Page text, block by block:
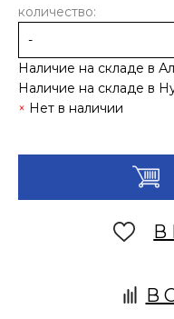
количество:
-
Наличие на складе в
Наличие на складе в
Нет в наличии
В
В